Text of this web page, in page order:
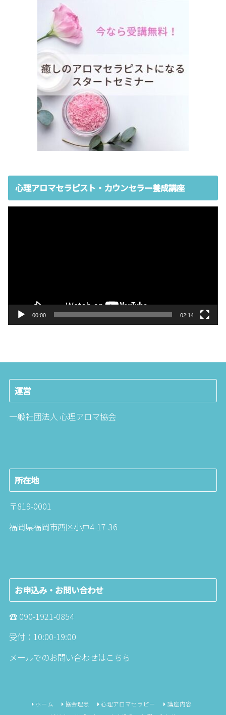
心理アロマセラピスト・カウンセラー養成講座
00:00 02:14
運営
一般社団法人 心理アロマ協会
所在地
〒819-0001
福岡県福岡市西区小戸4-17-36
お申込み・お問い合わせ
☎︎ 090-1921-0854
受付：10:00-19:00
メールでのお問い合わせはこちら
ホーム 協会理念 心理アロマセラピー
講座内容